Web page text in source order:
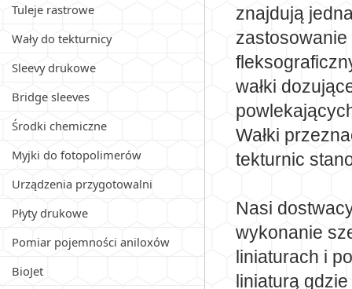
Tuleje rastrowe
Wały do tekturnicy
Sleevy drukowe
Bridge sleeves
Środki chemiczne
Myjki do fotopolimerów
Urządzenia przygotowalni
Płyty drukowe
Pomiar pojemności aniloxów
BioJet
znajdują
wałki
Wałki
tekturnic
Nasi
wykonanie
liniaturach i
liniaturą